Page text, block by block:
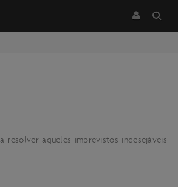
aqueles imprevistos indesejáveis